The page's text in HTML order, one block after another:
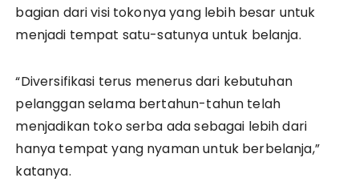
bagian dari visi tokonya yang lebih besar untuk
menjadi tempat satu-satunya untuk belanja.
“Diversifikasi terus menerus dari kebutuhan
pelanggan selama bertahun-tahun telah
menjadikan toko serba ada sebagai lebih dari
hanya tempat yang nyaman untuk berbelanja,”
katanya.